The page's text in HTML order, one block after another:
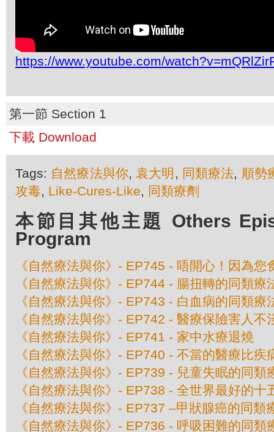
https://www.youtube.com/
第一節 Section 1
下載 Download
Tags: 自然療法與你,袁大明 , 同類療法, 順勢
攻毒, Like-Cures-Like, 同類療劑
本節目其他主題 Others
Program
《自然療法與你》- EP745 - 唔開心！因為您
《自然療法與你》- EP744 - 腸扭轉的同類療
《自然療法與你》- EP743 - 白血病的同類療
《自然療法與你》- EP742 - 醫療保險害人不
《自然療法與你》- EP741 - 家中水療退燒
《自然療法與你》- EP740 - 不當的醫療比疾
《自然療法與你》- EP739 - 兒童失眠的同類
《自然療法與你》- EP738 - 全世界最好的十
《自然療法與你》- EP737 –甲狀腺癌的同類
《自然療法與你》- EP736 - 呼吸困難的同類